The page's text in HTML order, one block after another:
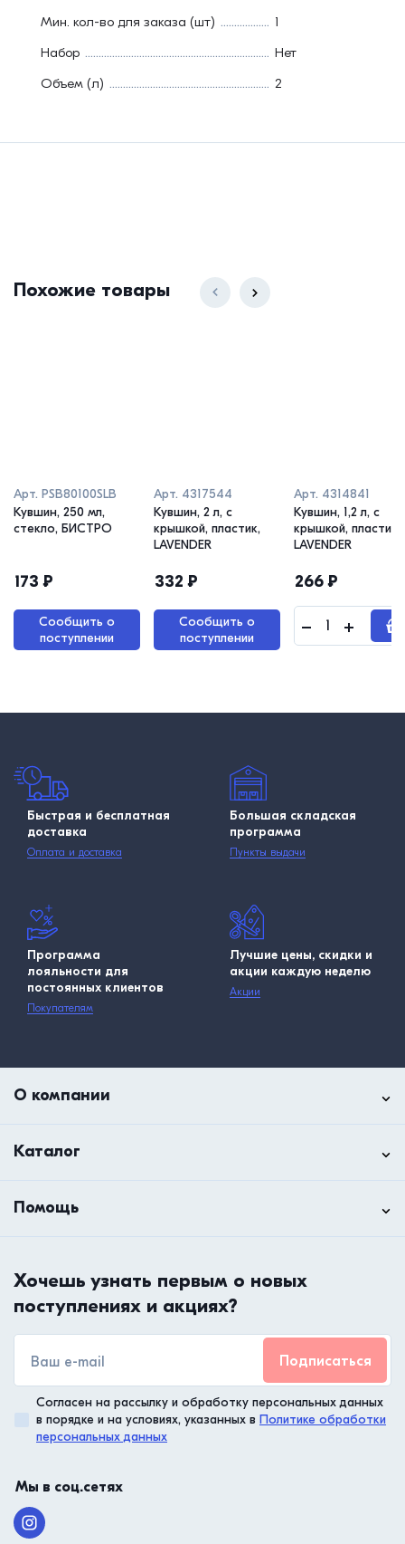
Мин. кол-во для заказа (шт)
1
Набор
Нет
Объем (л)
2
Похожие товары
Арт. PSB80100SLB
Кувшин, 250 мл,
стекло, БИСТРО
173 ₽
Сообщить о
поступлении
Арт. 4317544
Кувшин, 2 л, с
крышкой, пластик,
LAVENDER
332 ₽
Сообщить о
поступлении
Арт. 4314841
Кувшин, 1,2 л, с
крышкой, пластик,
LAVENDER
266₽
Быстрая и бесплатная
доставка
Оплата и доставка
Большая складская
программа
Пункты выдачи
Программа
лояльности для
постоянных клиентов
Покупателям
Лучшие цены, скидки и
акции каждую неделю
Акции
О компании
Каталог
Помощь
Хочешь узнать первым о новых
поступлениях и акциях?
Подписаться
Согласен на рассылку и обработку персональных данных
в порядке и на условиях, указанных в Политике обработки
персональных данных
Мы в соц.сетях